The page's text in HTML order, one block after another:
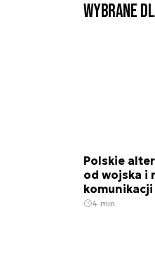
Wybrane
Polskie
od wojska i
komunikacji
4 min.